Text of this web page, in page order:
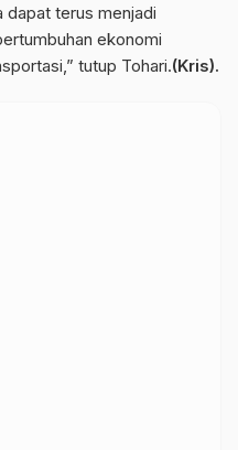
dapat terus menjadi
ekonomi
tutup Tohari.(Kris).